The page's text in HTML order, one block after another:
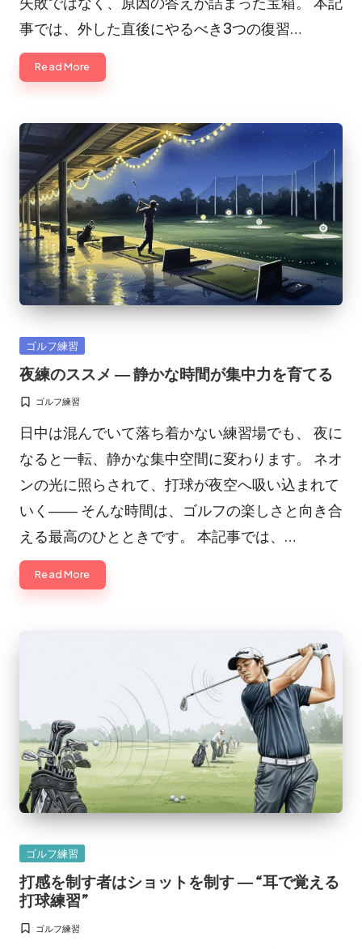
事では、外した直後にやるべき3つの復習…
Read More
Posted
in
ゴルフ練習
夜練のススメ ― 静かな時間が集中力を育てる
Posted
in
ゴルフ練習
日中は混んでいて落ち着かない練習場でも、 夜に
なると一転、静かな集中空間に変わります。 ネオ
ンの光に照らされて、打球が夜空へ吸い込まれて
いく―― そんな時間は、ゴルフの楽しさと向き合
える最高のひとときです。 本記事では、…
Read More
Posted
in
ゴルフ練習
打感を制す者はショットを制す ― “耳で覚える
打球練習”
Posted
ゴルフ練習